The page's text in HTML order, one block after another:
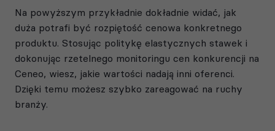
Na powyższym przykładnie dokładnie widać, jak
duża potrafi być rozpiętość cenowa konkretnego
produktu. Stosując politykę elastycznych stawek i
dokonując rzetelnego monitoringu cen konkurencji na
Ceneo, wiesz, jakie wartości nadają inni oferenci.
Dzięki temu możesz szybko zareagować na ruchy
branży.